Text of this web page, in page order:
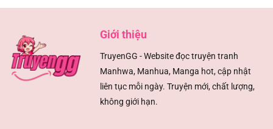
Chapter 148
Chapter 147 12/08/2025
Giới thiệu
TruyenGG - Website đọc truyện tranh
Manhwa, Manhua, Manga hot, cập nhật
liên tục mỗi ngày. Truyện mới, chất lượng,
không giới hạn.